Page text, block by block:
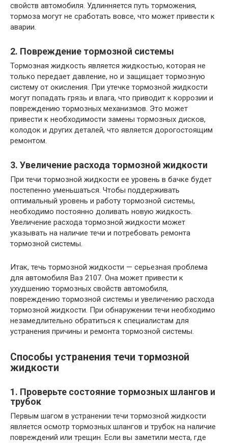
свойств автомобиля. Удлинняется путь торможения,
тормоза могут не сработать вовсе, что может привести к
аварии.
2. Повреждение тормозной системы
Тормозная жидкость является жидкостью, которая не
только передает давление, но и защищает тормозную
систему от окисления. При утечке тормозной жидкости
могут попадать грязь и влага, что приводит к коррозии и
повреждению тормозных механизмов. Это может
привести к необходимости замены тормозных дисков,
колодок и других деталей, что является дорогостоящим
ремонтом.
3. Увеличение расхода тормозной жидкости
При течи тормозной жидкости ее уровень в бачке будет
постепенно уменьшаться. Чтобы поддерживать
оптимальный уровень и работу тормозной системы,
необходимо постоянно доливать новую жидкость.
Увеличение расхода тормозной жидкости может
указывать на наличие течи и потребовать ремонта
тормозной системы.
Итак, течь тормозной жидкости — серьезная проблема
для автомобиля Ваз 2107. Она может привести к
ухудшению тормозных свойств автомобиля,
повреждению тормозной системы и увеличению расхода
тормозной жидкости. При обнаружении течи необходимо
незамедлительно обратиться к специалистам для
устранения причины и ремонта тормозной системы.
Способы устранения течи тормозной
жидкости
1. Проверьте состояние тормозных шлангов и
трубок
Первым шагом в устранении течи тормозной жидкости
является осмотр тормозных шлангов и трубок на наличие
повреждений или трещин. Если вы заметили места, где